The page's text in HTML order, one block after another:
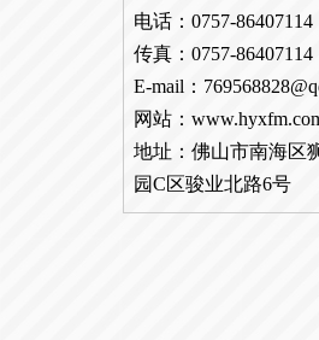
电话：0757-86407114
传真：0757-86407114
E-mail：
网站：
地址：佛山市南海区
园C区骏业北路6号